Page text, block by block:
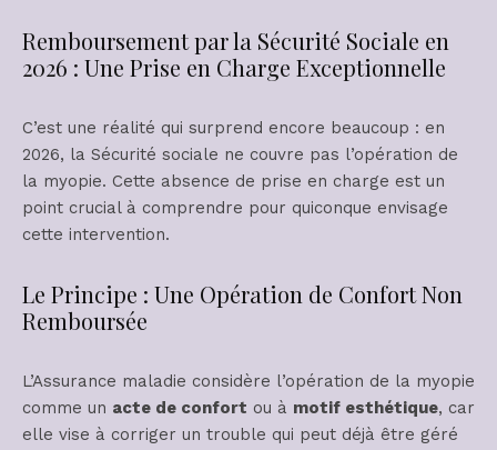
Remboursement par la Sécurité Sociale en
2026 : Une Prise en Charge Exceptionnelle
C’est une réalité qui surprend encore beaucoup : en
2026, la Sécurité sociale ne couvre pas l’opération de
la myopie. Cette absence de prise en charge est un
point crucial à comprendre pour quiconque envisage
cette intervention.
Le Principe : Une Opération de Confort Non
Remboursée
L’Assurance maladie considère l’opération de la myopie
comme un acte de confort ou à motif esthétique, car
elle vise à corriger un trouble qui peut déjà être géré